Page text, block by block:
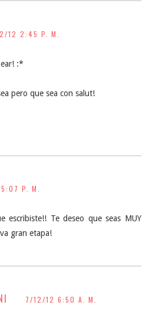
12 2:45 P. M.
:*
pero que sea con salut!
P. M.
escribiste!! Te deseo que seas MUY
gran etapa!
7/12/12 6:50 A. M.